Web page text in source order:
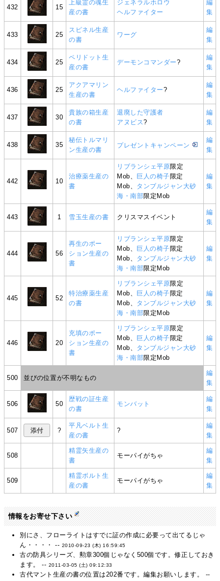
432 15
上級霊の魂生
産の書
ジェネラルホロウ
ヘルファイター
編
集
433 25
スピネル生産
の書
ワーグ
編
集
434 25
ペリドット生
産の書
デーモンコマンダー?
編
集
436 25
アクアマリン
生産の書
ヘルファイター?
編
集
437 30
貴族の箱生産
の書
退廃した守護者
アヌビス?
編
集
438 35
秘伝トルマリ
ン生産の書
プレゼントキャンペーン
編
集
442 10
治療薬生産の
書
リブランシェ平原限定
Mob、
巨人の椅子限定
Mob、
タンブルジャン大砂
海・南部限定Mob
編
集
443 1 雪玉生産の書 クリスマスイベント
編
集
444 56
再生のポー
ション生産の
書
リブランシェ平原限定
Mob、
巨人の椅子限定
Mob、
タンブルジャン大砂
海・南部限定Mob
編
集
445 52
特治療薬生産
の書
リブランシェ平原限定
Mob、
巨人の椅子限定
Mob、
タンブルジャン大砂
海・南部限定Mob
編
集
446 20
充填のポー
ション生産の
書
リブランシェ平原限定
Mob、
巨人の椅子限定
Mob、
タンブルジャン大砂
海・南部限定Mob
編
集
500 並びの位置が不明なもの
編
集
506 50
歴戦の証生産
の書
モンバット
編
集
507 ?
平凡ベルト生
産の書
?
編
集
508
精霊矢生産の
書
モーパイがちゃ
編
集
509
精霊ボルト生
産の書
モーパイがちゃ
編
集
情報をお寄せ下さい
別にさ、フローライトはすでに証の作成に必要って出てるじゃ
ん・・・・ -- 2010-09-23 (木) 16:59:45
古の防具シリーズ、勲章300個じゃなく500個です。修正しておき
ます。 -- 2011-03-05 (土) 09:12:33
古代マント生産の書の位置は202番です。編集お願いします。 --